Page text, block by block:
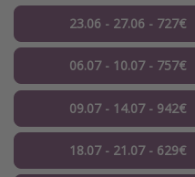
23.06 - 27.06 - 727€
06.07 - 10.07 - 757€
09.07 - 14.07 - 942€
18.07 - 21.07 - 629€